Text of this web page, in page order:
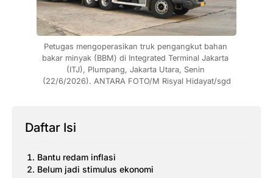
Petugas mengoperasikan truk pengangkut bahan
bakar minyak (BBM) di Integrated Terminal Jakarta
(ITJ), Plumpang, Jakarta Utara, Senin
(22/6/2026). ANTARA FOTO/M Risyal Hidayat/sgd
Daftar Isi
Bantu redam inflasi
Belum jadi stimulus ekonomi